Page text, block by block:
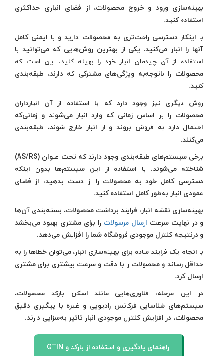
بهینه‌سازی ورود و خروج محصولات، از فضای انباری حداکثری
استفاده کنید.
با اینکار دسترسی راحت‌تری به محصولات دارید و با ایمنی کامل
آنها را انبار می‌کنید. یکی از بهترین روش‌هایی که می‌توانید با
استفاده از آن چیدمان انبار خود را بهینه کنید، این است که
محصولات را باتوجه‌به ویژگی‌های مشترکی که دارند، طبقه‌بندی
کنید.
روش دیگری نیز وجود دارد که با استفاده از آن انبارداران
محصولات را بر اساس زمانی که وارد انبار می‌شوند و زمانی‌که
احتمال دارد به فروش بروند و از انبار خارج شوند، طبقه‌بندی
می‌کنند.
برخی سیستم‌های طبقه‌بندی وجود دارند که تحت عنوان (AS/RS)
شناخته می‌شوند. با استفاده از این سیستم‌ها بدون اینکه
دسترسی کامل خود به محصولات را از دست بدهید، از فضای
عمودی انبار به‌طور کامل استفاده ‌کنید.
بهینه‌سازی نقشه انبار، فرایند برداشت محصولات، بسته‌بندی آن‌ها
و در نهایت سرعت ارسال مرسولات را برای مشتری بهبود می‌بخشد
و درنتیجه کنترل موجودی فروشگاه شما را افزایش می‌دهد.
با انجام یک فرایند ساده برای بهینه‌سازی انبار، می‌توان خطاها را به
حداقل رساند و محصولات را با دقت و سرعت بیشتری برای مشتری
ارسال کرد.
در این مرحله، فناوری‌هایی مانند اسکن بارکد محصولات،
سیستم‌های شناسایی فرکانس رادیویی و غیره با پیگیری دقیق
محصولات، در افزایش کنترل موجودی انبار تاثیر به‌سزایی دارند.
راهنمای یادگیری و استفاده از بارکد و GTIN